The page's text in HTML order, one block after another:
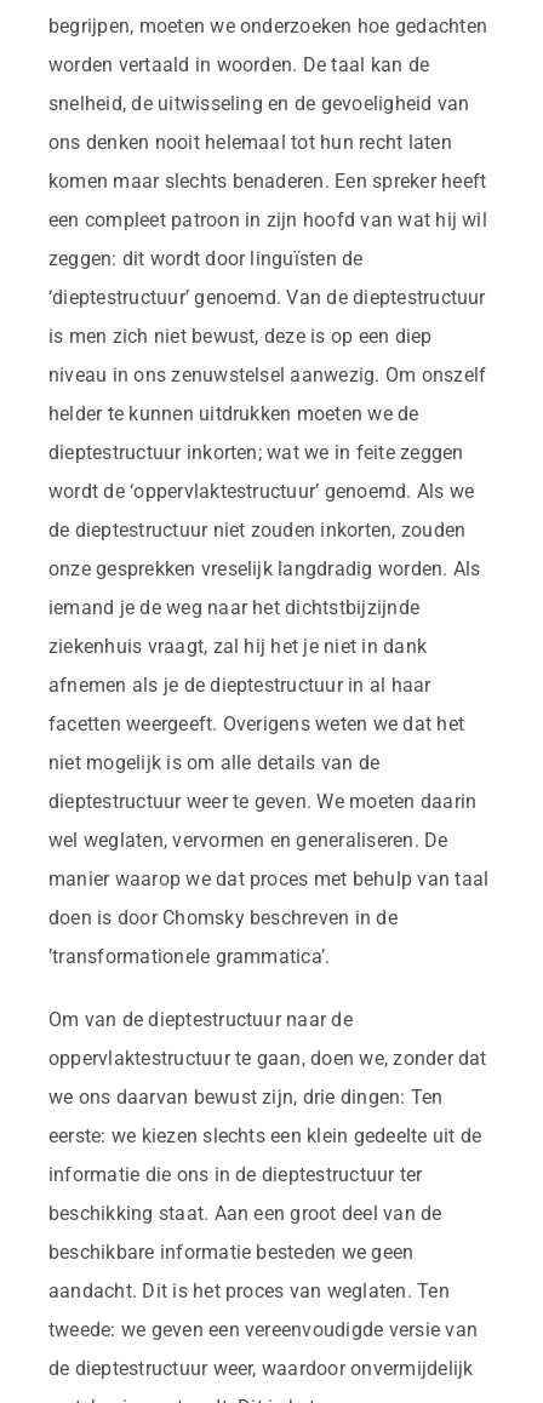
begrijpen, moeten we onderzoeken hoe gedachten
worden vertaald in woorden. De taal kan de
snelheid, de uitwisseling en de gevoeligheid van
ons denken nooit helemaal tot hun recht laten
komen maar slechts benaderen. Een spreker heeft
een compleet patroon in zijn hoofd van wat hij wil
zeggen: dit wordt door linguïsten de
‘dieptestructuur’ genoemd. Van de dieptestructuur
is men zich niet bewust, deze is op een diep
niveau in ons zenuwstelsel aanwezig. Om onszelf
helder te kunnen uitdrukken moeten we de
dieptestructuur inkorten; wat we in feite zeggen
wordt de ‘oppervlaktestructuur’ genoemd. Als we
de dieptestructuur niet zouden inkorten, zouden
onze gesprekken vreselijk langdradig worden. Als
iemand je de weg naar het dichtstbijzijnde
ziekenhuis vraagt, zal hij het je niet in dank
afnemen als je de dieptestructuur in al haar
facetten weergeeft. Overigens weten we dat het
niet mogelijk is om alle details van de
dieptestructuur weer te geven. We moeten daarin
wel weglaten, vervormen en generaliseren. De
manier waarop we dat proces met behulp van taal
doen is door Chomsky beschreven in de
’transformationele grammatica’.
Om van de dieptestructuur naar de
oppervlaktestructuur te gaan, doen we, zonder dat
we ons daarvan bewust zijn, drie dingen: Ten
eerste: we kiezen slechts een klein gedeelte uit de
informatie die ons in de dieptestructuur ter
beschikking staat. Aan een groot deel van de
beschikbare informatie besteden we geen
aandacht. Dit is het proces van weglaten. Ten
tweede: we geven een vereenvoudigde versie van
de dieptestructuur weer, waardoor onvermijdelijk